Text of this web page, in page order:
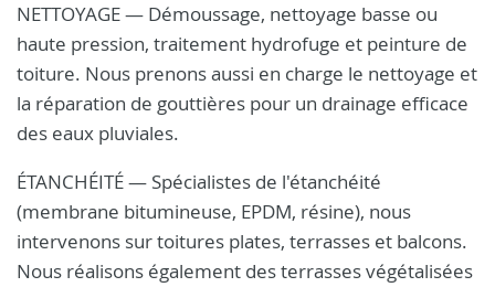
NETTOYAGE — Démoussage, nettoyage basse ou
haute pression, traitement hydrofuge et peinture de
toiture. Nous prenons aussi en charge le nettoyage et
la réparation de gouttières pour un drainage efficace
des eaux pluviales.
ÉTANCHÉITÉ — Spécialistes de l'étanchéité
(membrane bitumineuse, EPDM, résine), nous
intervenons sur toitures plates, terrasses et balcons.
Nous réalisons également des terrasses végétalisées